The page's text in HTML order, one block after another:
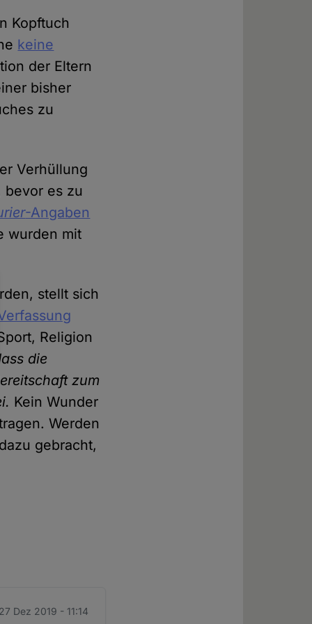
Kopftuch
keine
der Eltern
bisher
zu
Verhüllung
bevor es zu
-Angaben
wurden mit
stellt sich
Verfassung
Religion
die
zum
Kein Wunder
Werden
gebracht,
Dez 2019 - 11:14